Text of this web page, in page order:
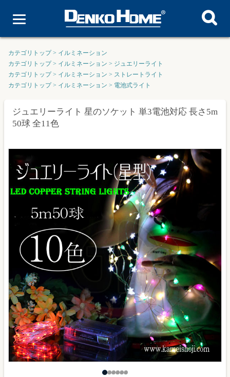
カテゴリトップ > イルミネーション
カテゴリトップ > イルミネーション > ジュエリーライト
カテゴリトップ > イルミネーション > ストレートライト
カテゴリトップ > イルミネーション > 電池式ライト
ジュエリーライト 星のソケット 単3電池対応 長さ5m
50球 全11色